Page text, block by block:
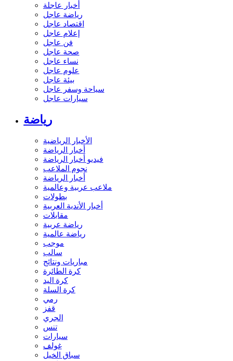
أخبار عاجلة
رياضة عاجل
اقتصاد عاجل
إعلام عاجل
فن عاجل
صحة عاجل
نساء عاجل
علوم عاجل
بيئة عاجل
سياحة وسفر عاجل
سيارات عاجل
رياضة
الأخبار الرياضية
أخبار الرياضة
فيديو أخبار الرياضة
نجوم الملاعب
أخبار الرياضة
ملاعب عربية وعالمية
بطولات
أخبار الأندية العربية
مقابلات
رياضة عربية
رياضة عالمية
موجب
سالب
مباريات ونتائج
كرة الطائرة
كرة اليد
كرة السلة
رمي
قفز
الجري
تنس
سيارات
غولف
سباق الخيل